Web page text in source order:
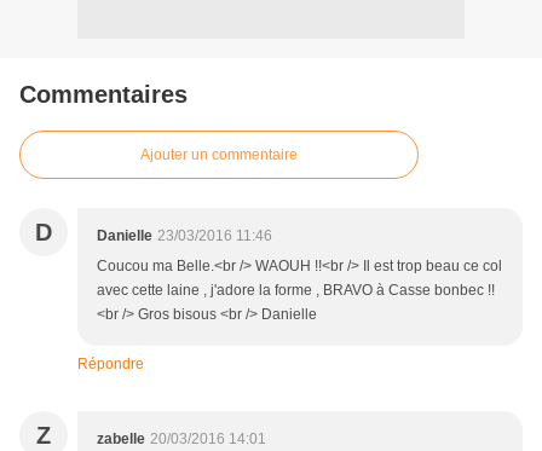
Commentaires
Ajouter un commentaire
D Danielle 23/03/2016 11:46
Coucou ma Belle.<br /> WAOUH !!<br /> Il est trop beau ce col
avec cette laine , j'adore la forme , BRAVO à Casse bonbec !!
<br /> Gros bisous <br /> Danielle
Répondre
Z zabelle 20/03/2016 14:01